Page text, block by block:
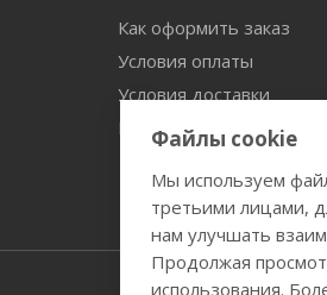
Как оформить заказ
Условия оплаты
Условия доставки
Гарантия на товар
Файлы cookie
Мы используем
третьими лицами,
нам улучшать
Продолжая
использования.